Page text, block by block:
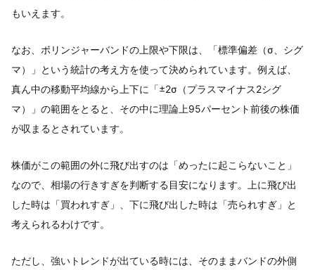
もいえます。
なお、ボリンジャーバンドの上限や下限は、「標準偏差（σ、シグ
マ）」という統計の考え方を使って決められています。例えば、
真ん中の移動平均線から上下に「±2σ（プラスマイナス2シグ
マ）」の範囲をとると、その中に理論上95パーセント前後の株価
が収まるとされています。
株価がこの範囲の外に飛び出すのは「めったに起こらないこと」
なので、相場の行きすぎを判断する目安になります。上に飛び出
した時は「買われすぎ」、下に飛び出した時は「売られすぎ」と
考えられるわけです。
ただし、強いトレンドが出ている時には、そのままバンドの外側